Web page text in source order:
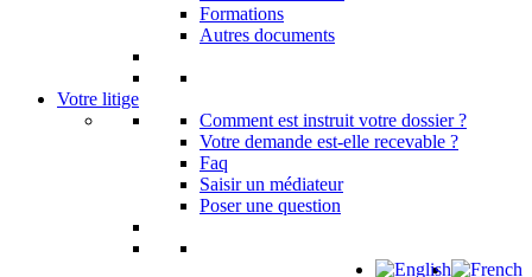
Formations
Autres documents
Votre litige
Comment est instruit votre dossier ?
Votre demande est-elle recevable ?
Faq
Saisir un médiateur
Poser une question